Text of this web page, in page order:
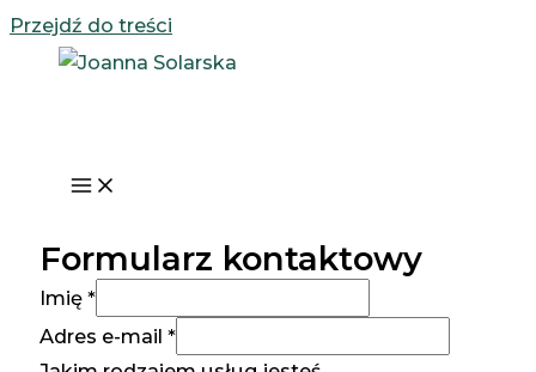
Przejdź do treści
Formularz kontaktowy
Imię*
Adres e-mail*